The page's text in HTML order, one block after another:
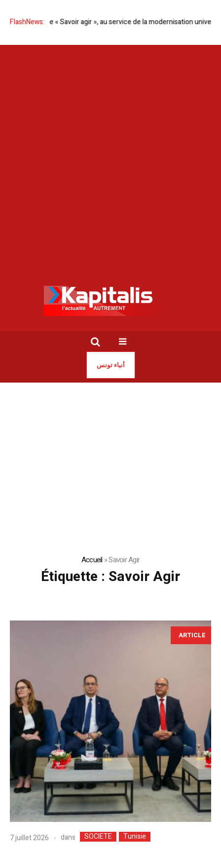
FlashNews:
Programme « Savoir agir », au service de la modernisation universitaire
أنباء تونس
Accueil »Savoir Agir
Étiquette : Savoir Agir
ARTICLE
7 juillet 2026 dans SOCIETE Tunisie